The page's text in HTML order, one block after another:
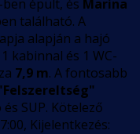
ben épült, és Marina
található. A
alapján a hajó
kabinnal és 1 WC-
7,9 m. A fontosabb
SUP. Kötelező
Kijelentkezés: